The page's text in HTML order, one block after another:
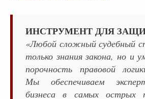
ИНСТРУМЕНТ ДЛЯ
«Любой сложный судебный
только знания закона, но и
порочность правовой
Мы обеспечиваем
бизнеса в самых острых